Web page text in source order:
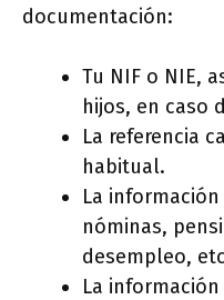
documentación:
Tu NIF o NIE,
hijos, en caso
La referencia
habitual.
La
nóminas,
desempleo,
La